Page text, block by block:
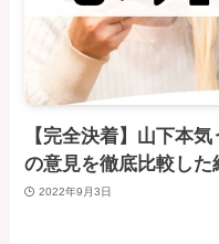
【完全決着】山下本
の意見を徹底比較した
2022年9月3日